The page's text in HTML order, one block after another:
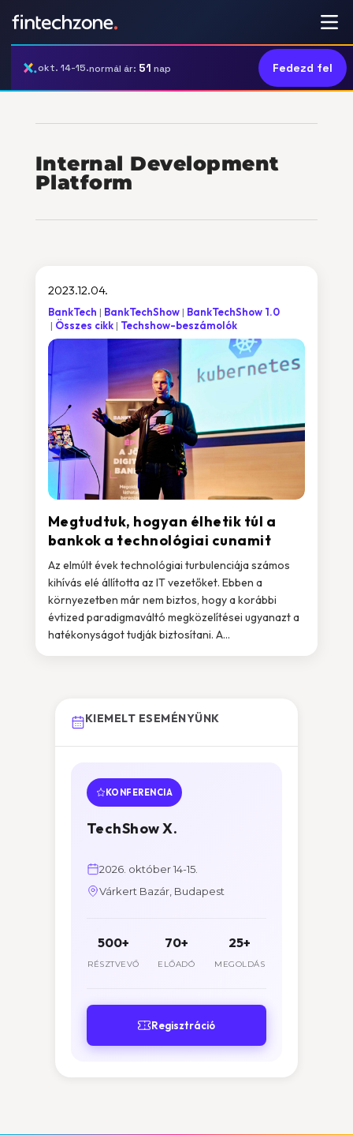
okt. 14-15.normál ár: 51 nap Fedezd fel
Internal Development
Platform
Megtudtuk, hogyan élhetik túl a
bankok a technológiai cunamit
2023.12.04.
BankTech BankTechShow
BankTechShow 1.0
Összes cikk
Techshow-beszámolók
Az elmúlt évek technológiai turbulenciája számos
kihívás elé állította az IT vezetőket. Ebben a
környezetben már nem biztos, hogy a korábbi
évtized paradigmaváltó megközelítései ugyanazt a
hatékonyságot tudják biztosítani. A...
KIEMELT ESEMÉNYÜNK
KONFERENCIA
TechShow X.
2026. október 14-15.
Várkert Bazár, Budapest
500+
RÉSZTVEVŐ
70+
ELŐADÓ
25+
MEGOLDÁS
Regisztráció